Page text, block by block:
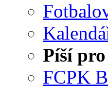
Píší pro
FCPK